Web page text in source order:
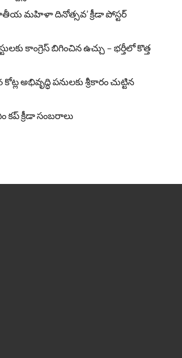
మహిళా దినోత్సవ’ క్రీడా పోస్టర్
కాంగ్రెస్ బిగించిన ఉచ్చు – భర్తీలో కొత్త
కోట్ల అభివృద్ధి పనులకు శ్రీకారం చుట్టిన
క్రీడా సంబరాలు